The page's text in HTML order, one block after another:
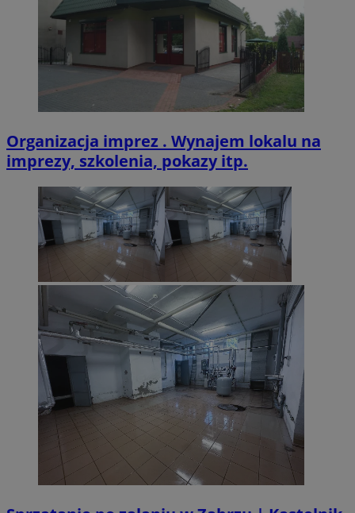
Organizacja imprez . Wynajem lokalu na
imprezy, szkolenia, pokazy itp.